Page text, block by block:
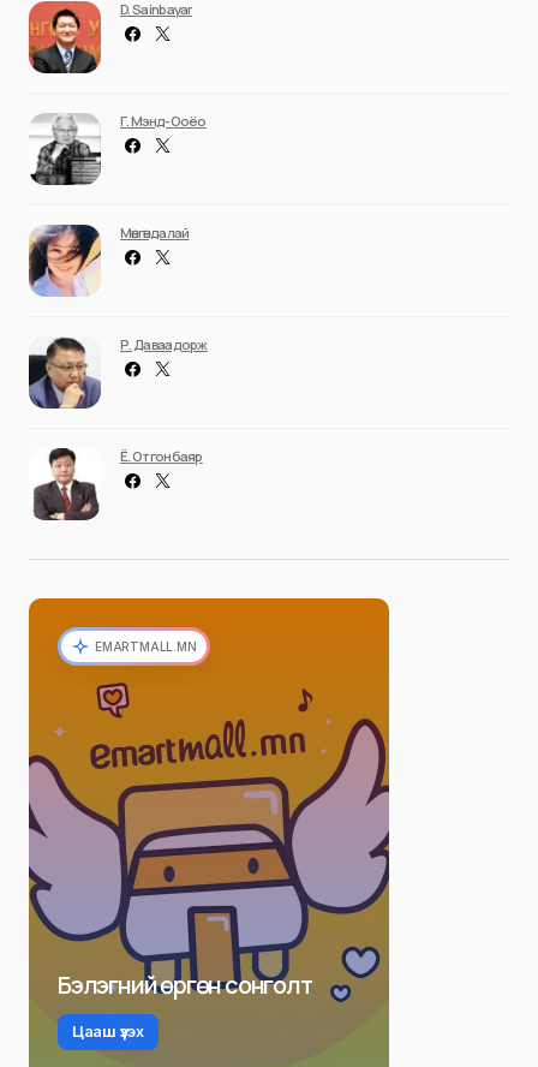
D. Sainbayar
Г. Мэнд-Ооёо
Мөнгөндалай
Р. Даваадорж
Ё. Отгонбаяр
EMARTMALL.MN
Бэлэгний өргөн сонголт
Цааш үзэх